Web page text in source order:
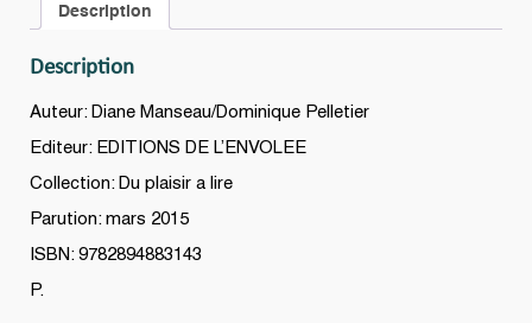
0,
niveau
11
à
15)
Description
Description
Auteur: Diane Manseau/Dominique Pelletier
Editeur: EDITIONS DE L’ENVOLEE
Collection: Du plaisir a lire
Parution: mars 2015
ISBN: 9782894883143
P.